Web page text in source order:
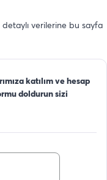
detaylı verilerine bu sayfa
katılım ve hesap
doldurun sizi